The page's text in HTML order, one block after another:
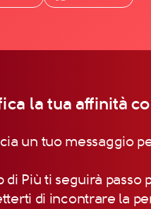
la tua affinità
un tuo messaggio
di Più ti seguirà passo
di incontrare la